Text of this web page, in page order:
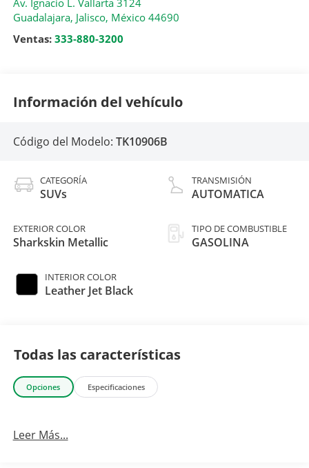
Av. Ignacio L. Vallarta 3124
Guadalajara, Jalisco, México 44690
Ventas: 333-880-3200
Información del vehículo
Código del Modelo: TK10906B
CATEGORÍA
SUVs
EXTERIOR COLOR
Sharkskin Metallic
INTERIOR COLOR
Leather Jet Black
TRANSMISIÓN
AUTOMATICA
TIPO DE COMBUSTIBLE
GASOLINA
Todas las características
Opciones Especificaciones
Leer Más...